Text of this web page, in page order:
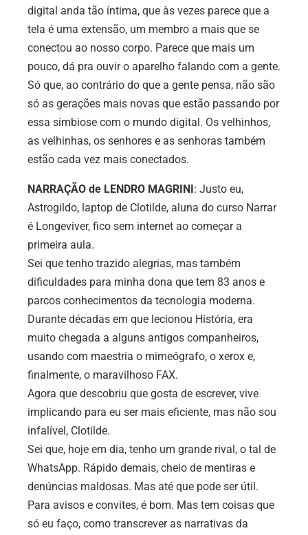
digital anda tão íntima, que às vezes parece que a
tela é uma extensão, um membro a mais que se
conectou ao nosso corpo. Parece que mais um
pouco, dá pra ouvir o aparelho falando com a gente.
Só que, ao contrário do que a gente pensa, não são
só as gerações mais novas que estão passando por
essa simbiose com o mundo digital. Os velhinhos,
as velhinhas, os senhores e as senhoras também
estão cada vez mais conectados.
NARRAÇÃO de LENDRO MAGRINI : Justo eu,
Astrogildo, laptop de Clotilde, aluna do curso Narrar
é Longeviver, fico sem internet ao começar a
primeira aula.
Sei que tenho trazido alegrias, mas também
dificuldades para minha dona que tem 83 anos e
parcos conhecimentos da tecnologia moderna.
Durante décadas em que lecionou História, era
muito chegada a alguns antigos companheiros,
usando com maestria o mimeógrafo, o xerox e,
finalmente, o maravilhoso FAX.
Agora que descobriu que gosta de escrever, vive
implicando para eu ser mais eficiente, mas não sou
infalível, Clotilde.
Sei que, hoje em dia, tenho um grande rival, o tal de
WhatsApp. Rápido demais, cheio de mentiras e
denúncias maldosas. Mas até que pode ser útil.
Para avisos e convites, é bom. Mas tem coisas que
só eu faço, como transcrever as narrativas da